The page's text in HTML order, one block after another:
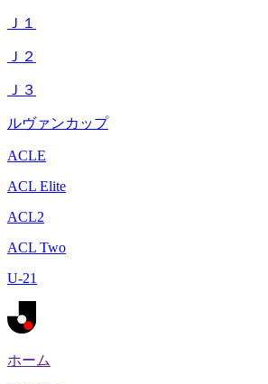
Ｊ１
Ｊ２
Ｊ３
ルヴァンカップ
ACLE
ACL Elite
ACL2
ACL Two
U-21
ホーム